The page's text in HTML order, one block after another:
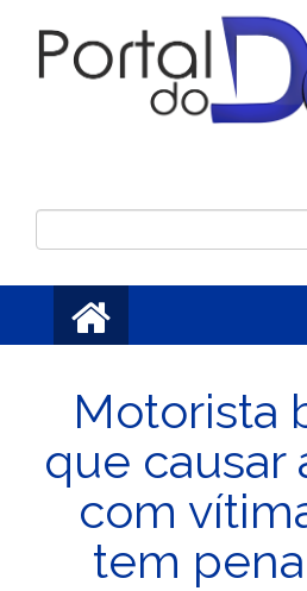
Motorista
que causar
com
tem